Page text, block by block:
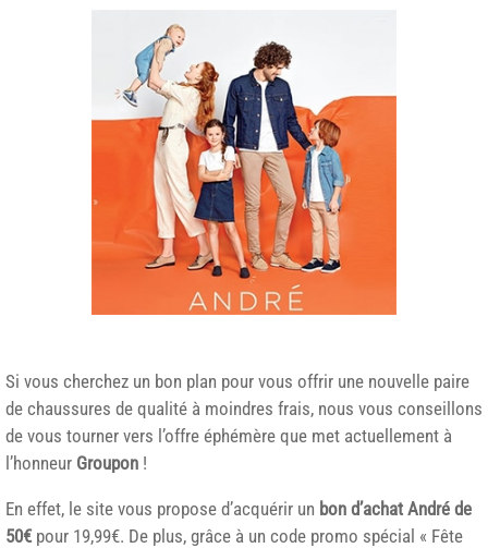
Si vous cherchez un bon plan pour vous offrir une nouvelle paire
de chaussures de qualité à moindres frais, nous vous conseillons
de vous tourner vers l’offre éphémère que met actuellement à
l’honneur Groupon !
En effet, le site vous propose d’acquérir un bon d’achat André de
50€ pour 19,99€. De plus, grâce à un code promo spécial « Fête